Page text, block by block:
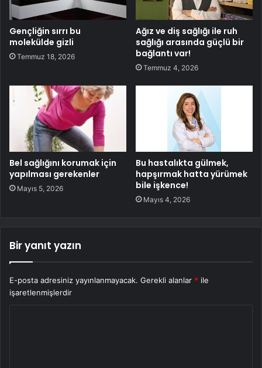
Gençliğin sırrı bu
molekülde gizli
Temmuz 18, 2026
Ağız ve diş sağlığı ile ruh
sağlığı arasında güçlü bir
bağlantı var!
Temmuz 4, 2026
Bel sağlığını korumak için
yapılması gerekenler
Mayıs 5, 2026
Bu hastalıkta gülmek,
hapşırmak hatta yürümek
bile işkence!
Mayıs 4, 2026
Bir yanıt yazın
E-posta adresiniz yayınlanmayacak. Gerekli alanlar * ile
işaretlenmişlerdir